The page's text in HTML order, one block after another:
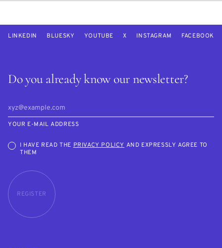
Do you already know our newsletter?
YOUR E-MAIL ADDRESS
I HAVE READ THEPRIVACY POLICY AND EXPRESSLY AGREE TO
THEM
REGISTER
LINKEDIN BLUESKY YOUTUBE X INSTAGRAM FACEBOOK